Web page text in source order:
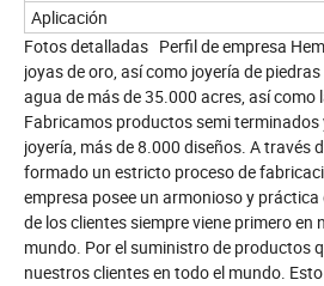
Aplicación
Fotos detalladas Perfil de empresa
joyas de oro, así como joyería de
agua de más de 35.000 acres, así
Fabricamos productos semi
joyería, más de 8.000 diseños. A través
formado un estricto proceso de
empresa posee un armonioso y
de los clientes siempre viene primero
mundo. Por el suministro de productos
nuestros clientes en todo el mundo.